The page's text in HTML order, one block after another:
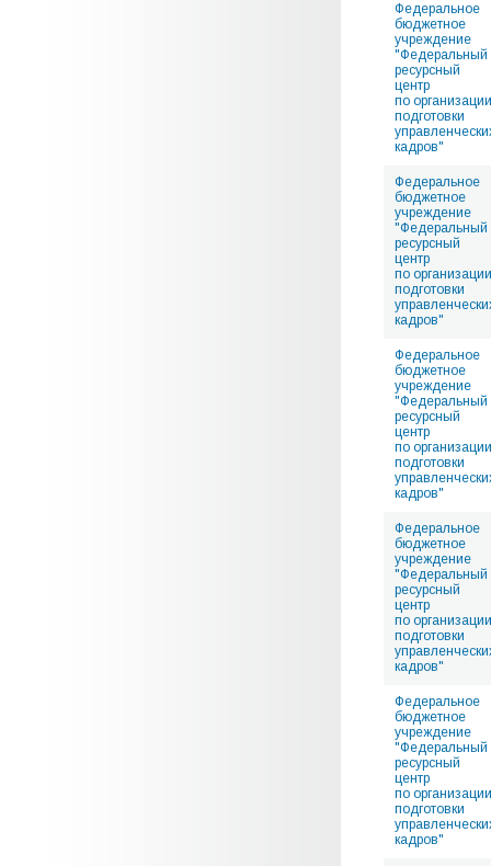
Федеральное
бюджетное
учреждение
"Федеральный
ресурсный
центр
по организации
подготовки
кадров"
Федеральное
бюджетное
учреждение
"Федеральный
ресурсный
центр
по организации
подготовки
кадров"
Федеральное
бюджетное
учреждение
"Федеральный
ресурсный
центр
по организации
подготовки
кадров"
Федеральное
бюджетное
учреждение
"Федеральный
ресурсный
центр
по организации
подготовки
кадров"
Федеральное
бюджетное
учреждение
"Федеральный
ресурсный
центр
по организации
подготовки
кадров"